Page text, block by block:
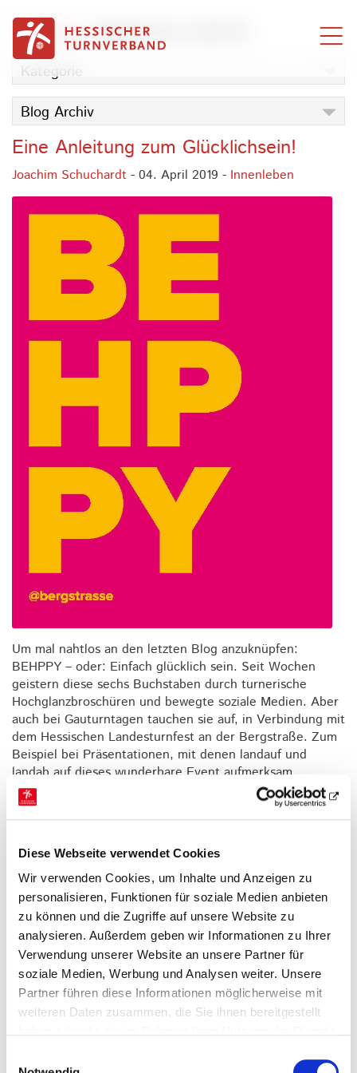
Diese Webseite verwendet Cookies
Wir verwenden Cookies, um Inhalte und Anzeigen zu
personalisieren, Funktionen für soziale Medien anbieten
zu können und die Zugriffe auf unsere Website zu
analysieren. Außerdem geben wir Informationen zu Ihrer
Verwendung unserer Website an unsere Partner für
soziale Medien, Werbung und Analysen weiter. Unsere
Partner führen diese Informationen möglicherweise mit
weiteren Daten zusammen, die Sie ihnen bereitgestellt
BLOGINNENLEBEN
Kategorie
Blog Archiv
Eine Anleitung zum Glücklichsein!
Joachim Schuchardt - 04. April 2019 - Innenleben
Um mal nahtlos an den letzten Blog anzuknüpfen:
BEHPPY – oder: Einfach glücklich sein. Seit Wochen
geistern diese sechs Buchstaben durch turnerische
Hochglanzbroschüren und bewegte soziale Medien. Aber
auch bei Gauturntagen tauchen sie auf, in Verbindung mit
dem Hessischen Landesturnfest an der Bergstraße. Zum
Beispiel bei Präsentationen, mit denen landauf und
landab auf dieses wunderbare Event aufmerksam
gemacht wird. Gerne verbindet der einen oder andere
Präsentator mit dem Auftauchen der glorreichen Sechs
(gemeint sind natürlich die Buchstaben, nicht der
Interpretationslehre. Ist ja auch verständlich. Denn die
Buchstaben alleine sprechen ja für nichts. Vor allem weil
ihnen eine phonetische Triebfeder fehlt. Oder mehrere.
Genau. Vokale.
Ohne Vokale keine Worte. Das weiß nun wirklich jeder.
Aber trotzdem liest jeder erstmal das, was er lesen soll.
Nämlich die Aufforderung, glücklich zu sein (okay, sie ist
in englisch, was Jahn nicht gefallen würde, ist heute aber
Usus!). Das ist ja an sich erstmal gut. Oder sind Sie,